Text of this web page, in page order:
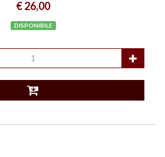
€ 26,00
DISPONIBILE